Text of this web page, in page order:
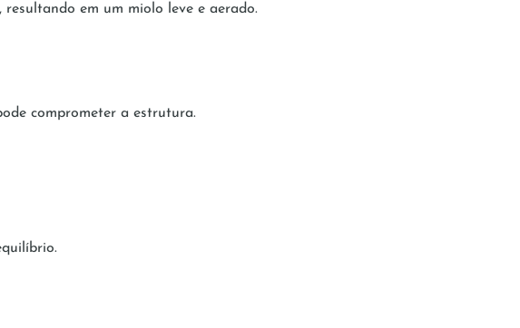
em um miolo leve e aerado.
comprometer a estrutura.